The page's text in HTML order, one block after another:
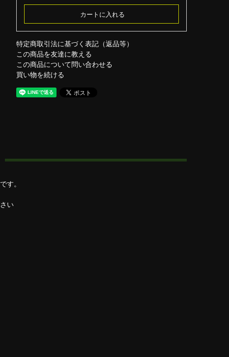
特定商取引法に基づく表記（返品等）
この商品を友達に教える
この商品について問い合わせる
買い物を続ける
す。
さい